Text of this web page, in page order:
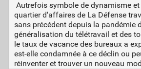
Autrefois symbole de dynamisme et
quartier d'affaires de La Défense
sans précédent depuis la pandémie
généralisation du télétravail et des
le taux de vacance des bureaux a
est-elle condamnée à ce déclin ou
réinventer et trouver un nouveau